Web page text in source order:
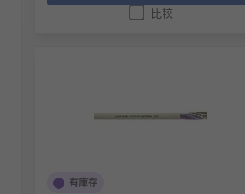
比較
有庫存